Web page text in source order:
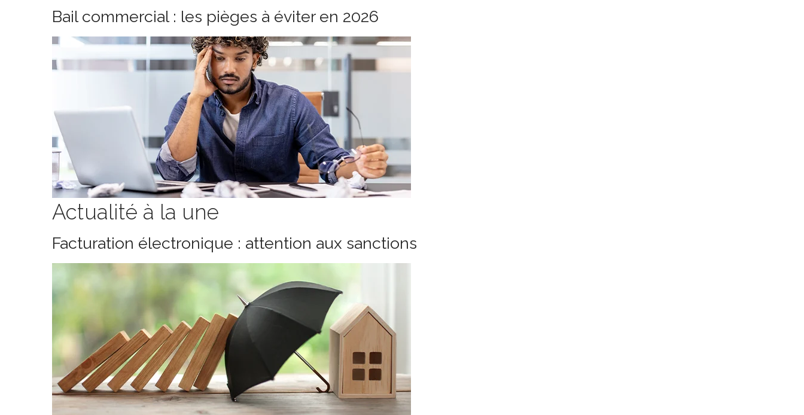
Bail commercial : les pièges à éviter en 2026
Actualité à la une
Facturation électronique : attention aux sanctions